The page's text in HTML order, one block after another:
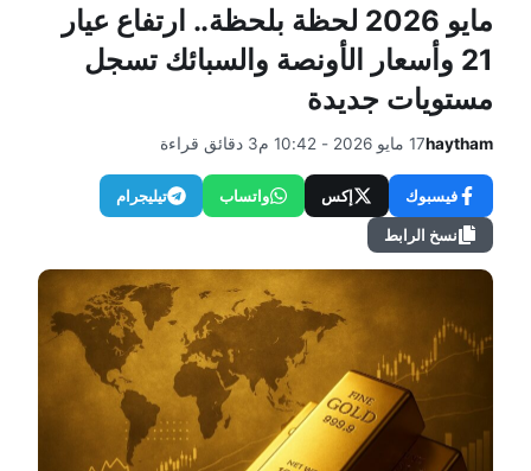
مايو 2026 لحظة بلحظة.. ارتفاع عيار
21 وأسعار الأونصة والسبائك تسجل
مستويات جديدة
haytham17 مايو 2026 - 10:42 م 3 دقائق قراءة
فيسبوك إكس واتساب تيليجرام
نسخ الرابط